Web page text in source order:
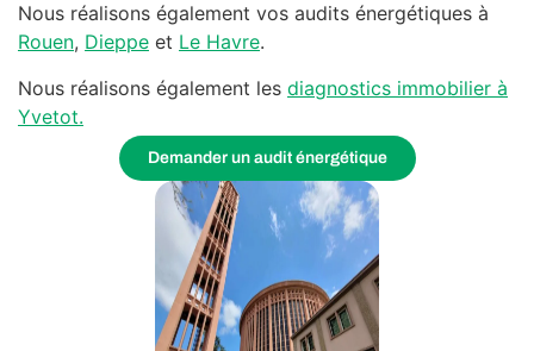
Nous réalisons également vos audits énergétiques à
Rouen, Dieppe et Le Havre.
Nous réalisons également les diagnostics immobilier à
Yvetot.
Demander un audit énergétique